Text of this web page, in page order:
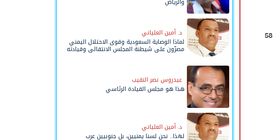
أهمية الاحتفال بذكرى الاستقلال الـ 58
د. أمين العلياني
لماذا الوصاية السعودية وقوى الاحتلال اليمني
مصرّون على شيطنة المجلس الانتقالي وقيادته
المفوضة وحواضنه الشعبية؟
عيدروس نصر النقيب
هذا هو مجلس القيادة الرئاسي
د. أمين العلياني
لهذا.. نحن لسنا يمنيين، بل جنوبيين عرب